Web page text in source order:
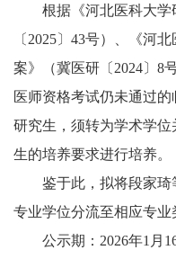
根据《河北医科大
〔 2025〕 43号）、《河北
案》（冀医研〔 2024〕 8
医师资格考试仍未通过
研究生 ，须转为学术学
生的培养要求进行培养。
鉴于此， 拟将段家琦
专业学位分流至相应专业
公示期： 2026年1 月